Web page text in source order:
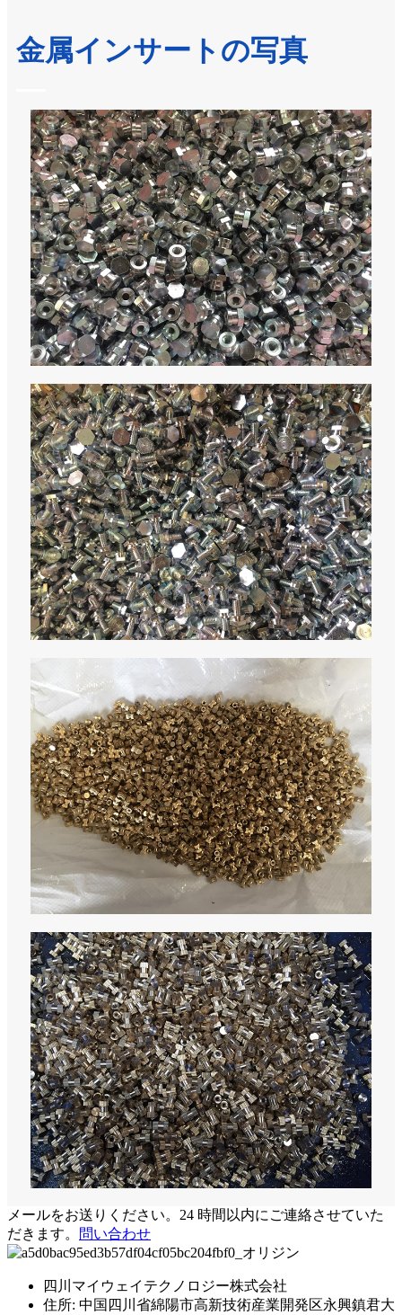
金属インサートの写真
メールをお送りください。24 時間以内にご連絡させていた
だきます。
問い合わせ
四川マイウェイテクノロジー株式会社
住所: 中国四川省綿陽市高新技術産業開発区永興鎮君大